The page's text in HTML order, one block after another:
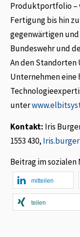
Produktportfolio –
Fertigung bis hin
gegenwärtigen
Bundeswehr und
An den
Unternehmen eine
unter
Kontakt: Iris
1553 430,
Beitrag im
mitteilen
teilen